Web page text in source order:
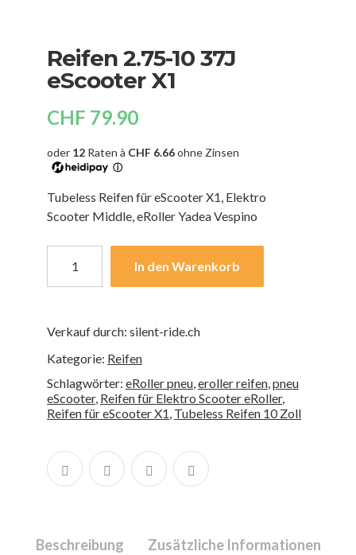
Reifen 2.75-10 37J
eScooter X1
CHF 79.90
oder 12 Raten à CHF 6.66ohne Zinsen
ⓘ
Tubeless Reifen für eScooter X1, Elektro
Scooter Middle, eRoller Yadea Vespino
In den Warenkorb
Verkauf durch: silent-ride.ch
Kategorie: Reifen
Schlagwörter: eRoller pneu,eroller reifen,pneu
eScooter, Reifen für Elektro Scooter eRoller,
Reifen für eScooter X1, Tubeless Reifen 10 Zoll
Beschreibung
Zusätzliche Informationen